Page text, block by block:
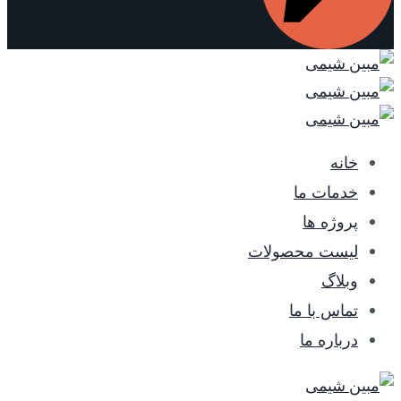
خانه
خدمات ما
پروژه ها
لیست محصولات
وبلاگ
تماس با ما
درباره ما